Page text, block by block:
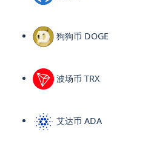
狗狗币 DOGE
波场币 TRX
艾达币 ADA